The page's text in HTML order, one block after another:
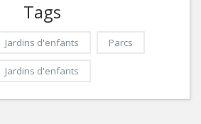
Tags
Jardins d'enfants Parcs
Jardins d'enfants